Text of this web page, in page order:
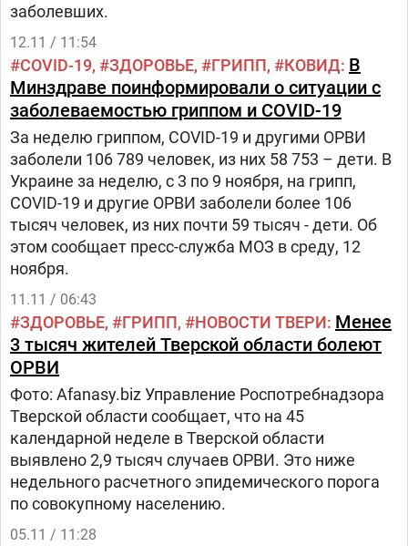
заболевших.
12.11 / 11:54
COVID-19 ЗДОРОВЬЕ ГРИПП КОВИД В
Минздраве поинформировали о ситуации с
заболеваемостью гриппом и COVID-19
За неделю гриппом, COVID-19 и другими ОРВИ
заболели 106 789 человек, из них 58 753 – дети. В
Украине за неделю, с 3 по 9 ноября, на грипп,
COVID-19 и другие ОРВИ заболели более 106
тысяч человек, из них почти 59 тысяч - дети. Об
этом сообщает пресс-служба МОЗ в среду, 12
ноября.
11.11 / 06:43
ЗДОРОВЬЕ ГРИПП НОВОСТИ ТВЕРИ Менее
3 тысяч жителей Тверской области болеют
ОРВИ
Фото: Afanasy.biz Управление Роспотребнадзора
Тверской области сообщает, что на 45
календарной неделе в Тверской области
выявлено 2,9 тысяч случаев ОРВИ. Это ниже
недельного расчетного эпидемического порога
по совокупному населению.
05.11 / 11:28